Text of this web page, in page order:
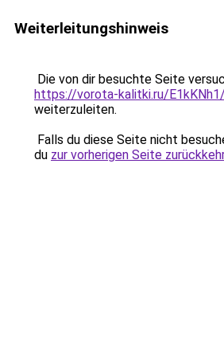
Weiterleitungshinweis
Die von dir besuchte Seite
https://vorota-kalitki.ru/
weiterzuleiten.
Falls du diese Seite nicht
du zur vorherigen Seite